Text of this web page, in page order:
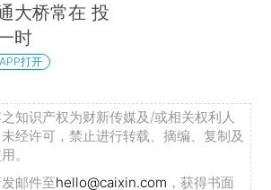
大桥常在 投
时
APP打开
知识产权为财新传媒及/或相关权利人
经许可，禁止进行转载、摘编、复制及
。
邮件至hello@caixin.com ，获得书面